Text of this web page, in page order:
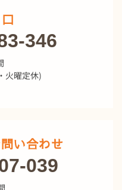
346
火曜定休)
い合わせ
039